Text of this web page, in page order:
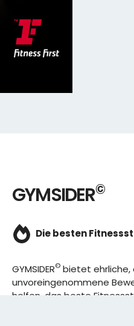
GYMSIDER©
Die besten
GYMSIDER© bietet ehrliche,
unvoreingenommene
helfen, das beste